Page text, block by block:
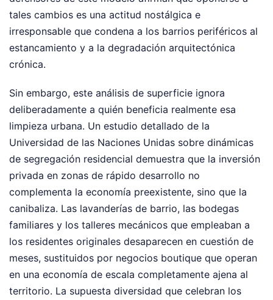
tales cambios es una actitud nostálgica e
irresponsable que condena a los barrios periféricos al
estancamiento y a la degradación arquitectónica
crónica.
Sin embargo, este análisis de superficie ignora
deliberadamente a quién beneficia realmente esa
limpieza urbana. Un estudio detallado de la
Universidad de las Naciones Unidas sobre dinámicas
de segregación residencial demuestra que la inversión
privada en zonas de rápido desarrollo no
complementa la economía preexistente, sino que la
canibaliza. Las lavanderías de barrio, las bodegas
familiares y los talleres mecánicos que empleaban a
los residentes originales desaparecen en cuestión de
meses, sustituidos por negocios boutique que operan
en una economía de escala completamente ajena al
territorio. La supuesta diversidad que celebran los